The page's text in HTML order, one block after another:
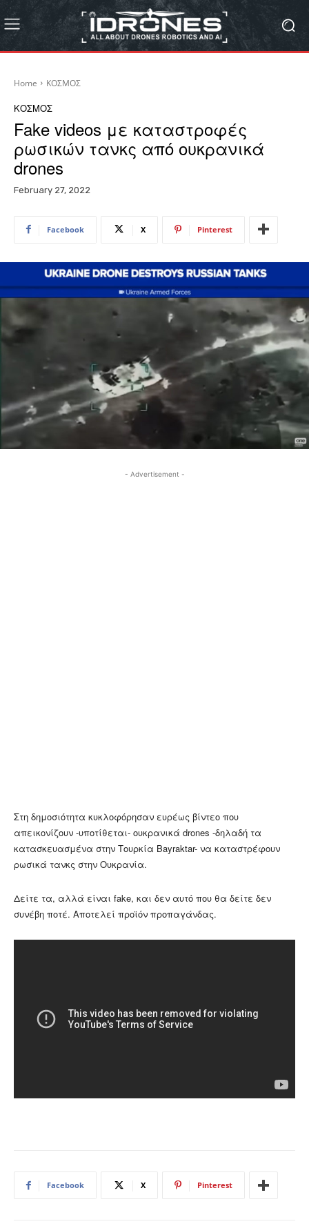
Home ΚΟΣΜΟΣ
ΚΟΣΜΟΣ
Fake videos με καταστροφές
ρωσικών τανκς από ουκρανικά
drones
February 27, 2022
Facebook X Pinterest
- Advertisement -
Στη δημοσιότητα κυκλοφόρησαν ευρέως βίντεο που
απεικονίζουν -υποτίθεται- ουκρανικά drones -δηλαδή τα
κατασκευασμένα στην Τουρκία Bayraktar- να καταστρέφουν
ρωσικά τανκς στην Ουκρανία.
Δείτε τα, αλλά είναι fake, και δεν αυτό που θα δείτε δεν
συνέβη ποτέ. Αποτελεί προϊόν προπαγάνδας.
Facebook X Pinterest